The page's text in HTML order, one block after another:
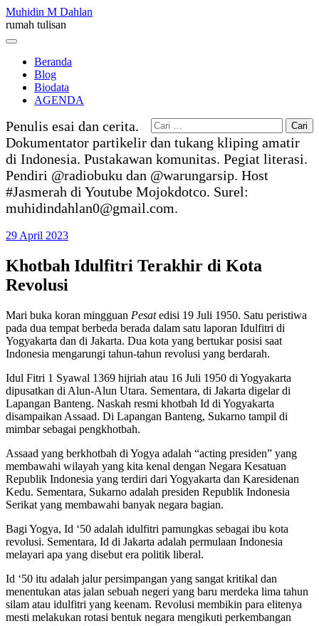
Skip
to
content
Muhidin M Dahlan
rumah tulisan
Menu
Beranda
Blog
Biodata
AGENDA
Cari
untuk:
Penulis esai dan cerita.
Dokumentator partikelir dan tukang kliping amatir
di Indonesia. Pustakawan komunitas. Pegiat literasi.
Pendiri @radiobuku dan @warungarsip. Host
#Jasmerah di Youtube Mojokdotco. Surel:
muhidindahlan0@gmail.com.
29 April 2023
Khotbah Idulfitri Terakhir di Kota
Revolusi
Mari buka koran mingguan Pesatedisi 19 Juli 1950. Satu peristiwa
pada dua tempat berbeda berada dalam satu laporan Idulfitri di
Yogyakarta dan di Jakarta. Dua kota yang bertukar posisi saat
Indonesia mengarungi tahun-tahun revolusi yang berdarah.
Idul Fitri 1 Syawal 1369 hijriah atau 16 Juli 1950 di Yogyakarta
dipusatkan di Alun-Alun Utara. Sementara, di Jakarta digelar di
Lapangan Banteng. Naskah resmi khotbah Id di Yogyakarta
disampaikan Assaad. Di Lapangan Banteng, Sukarno tampil di
mimbar sebagai pengkhotbah.
Assaad yang berkhotbah di Yogya adalah “acting presiden” yang
membawahi wilayah yang kita kenal dengan Negara Kesatuan
Republik Indonesia yang terdiri dari Yogyakarta dan Karesidenan
Kedu. Sementara, Sukarno adalah presiden Republik Indonesia
Serikat yang membawahi banyak negara bagian.
Bagi Yogya, Id ‘50 adalah idulfitri pamungkas sebagai ibu kota
revolusi. Sementara, Id di Jakarta adalah permulaan Indonesia
melayari apa yang disebut era politik liberal.
Id ‘50 itu adalah jalur persimpangan yang sangat kritikal dan
menentukan atas jalan sebuah negeri yang baru merdeka lima tahun
silam atau idulfitri yang keenam. Revolusi membikin para elitenya
mesti melakukan rotasi bentuk negara mengikuti perkembangan